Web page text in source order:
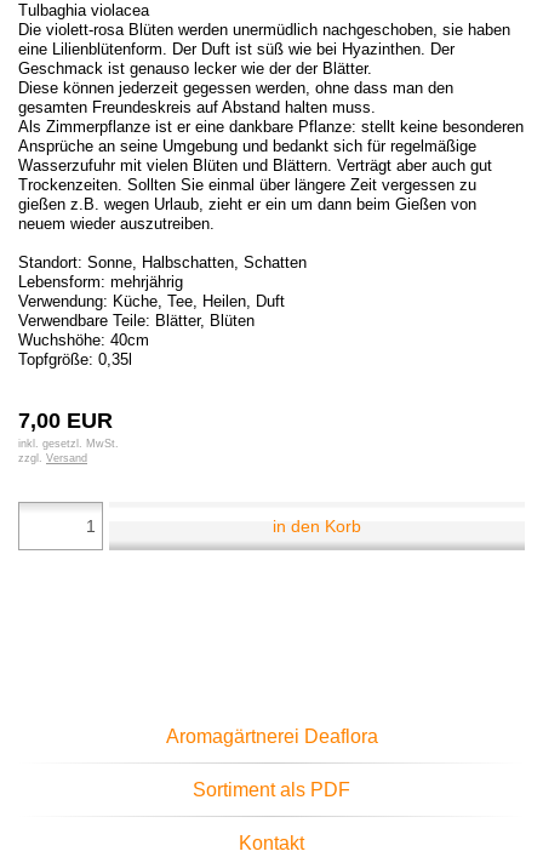
Tulbaghia violacea
Die violett-rosa Blüten werden unermüdlich nachgeschoben, sie haben
eine Lilienblütenform. Der Duft ist süß wie bei Hyazinthen. Der
Geschmack ist genauso lecker wie der der Blätter.
Diese können jederzeit gegessen werden, ohne dass man den
gesamten Freundeskreis auf Abstand halten muss.
Als Zimmerpflanze ist er eine dankbare Pflanze: stellt keine besonderen
Ansprüche an seine Umgebung und bedankt sich für regelmäßige
Wasserzufuhr mit vielen Blüten und Blättern. Verträgt aber auch gut
Trockenzeiten. Sollten Sie einmal über längere Zeit vergessen zu
gießen z.B. wegen Urlaub, zieht er ein um dann beim Gießen von
neuem wieder auszutreiben.
Standort: Sonne, Halbschatten, Schatten
Lebensform: mehrjährig
Verwendung: Küche, Tee, Heilen, Duft
Verwendbare Teile: Blätter, Blüten
Wuchshöhe: 40cm
Topfgröße: 0,35l
7,00 EUR
inkl. gesetzl. MwSt.
zzgl. Versand
in den Korb
Aromagärtnerei Deaflora
Sortiment als PDF
Kontakt